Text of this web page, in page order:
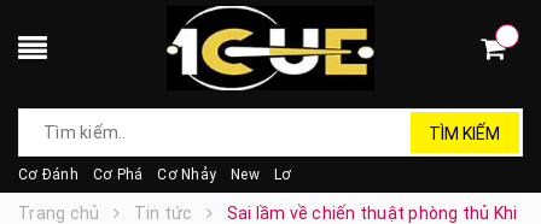
TÌM KIẾM
Cơ Đánh Cơ Phá Cơ Nhảy New Lơ
Trang chủ Tin tức
Sai lầm về chiến thuật phòng thủ Khi